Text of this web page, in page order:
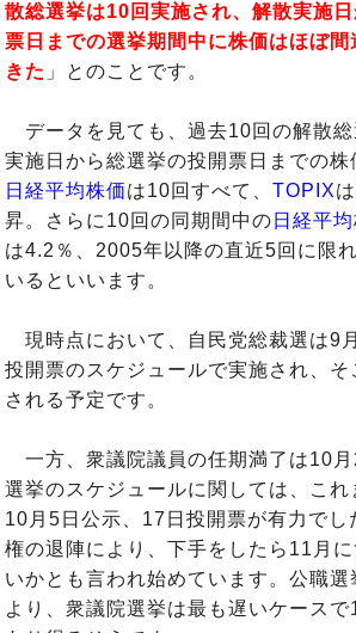
散総選挙は10回実施され、解散実施
票日までの選挙期間中に株価はほぼ間
きた 」とのことです。
データを見ても、過去10回の解散総
実施日から総選挙の投開票日までの株
日経平均株価は10回すべて、 TOPIX
昇。さらに10回の同期間中の 日経平
は4.2％、2005年以降の直近5回に限
いるといいます。
現時点において、自民党総裁選は9
投開票のスケジュールで実施され、そ
される予定です。
一方、衆議院議員の任期満了は10月
選挙のスケジュールに関しては、こ
10月5日公示、17日投開票が有力でし
権の退陣により、下手をしたら11月
いかとも言われ始めています。公職選
より、衆議院選挙は最も遅いケース